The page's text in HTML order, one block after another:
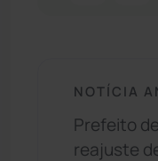
NOTÍCIA
Prefeito
reajuste